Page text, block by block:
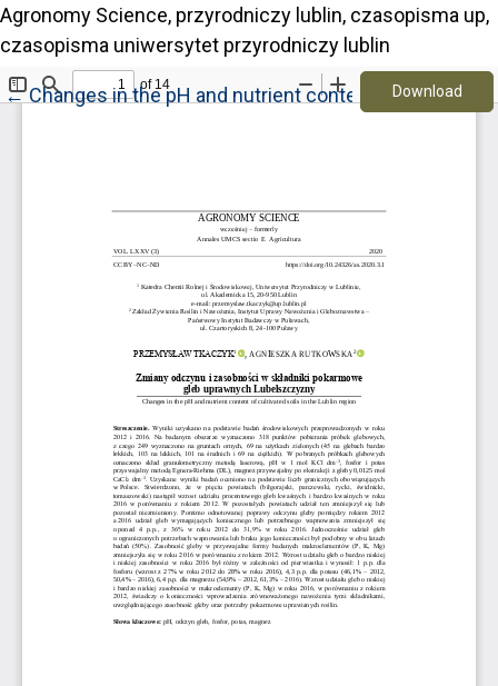
Agronomy Science, przyrodniczy lublin, czasopisma up,
czasopisma uniwersytet przyrodniczy lublin
←Return to Article Details
Changes in the pH and nutrient content of cultivated
Download